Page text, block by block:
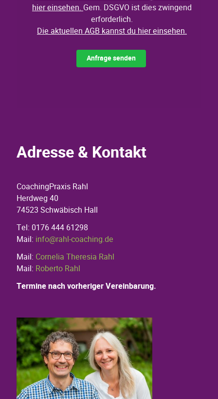
Adresse & Kontakt
CoachingPraxis Rahl
Herdweg 40
74523 Schwäbisch Hall
Tel: 0176 444 61298
Mail: info@rahl-coaching.de
Mail: Cornelia Theresia Rahl
Mail: Roberto Rahl
Termine nach vorheriger Vereinbarung.